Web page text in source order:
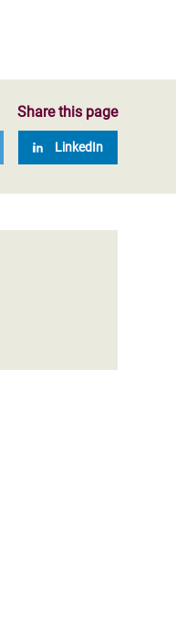
Share this page
LinkedIn